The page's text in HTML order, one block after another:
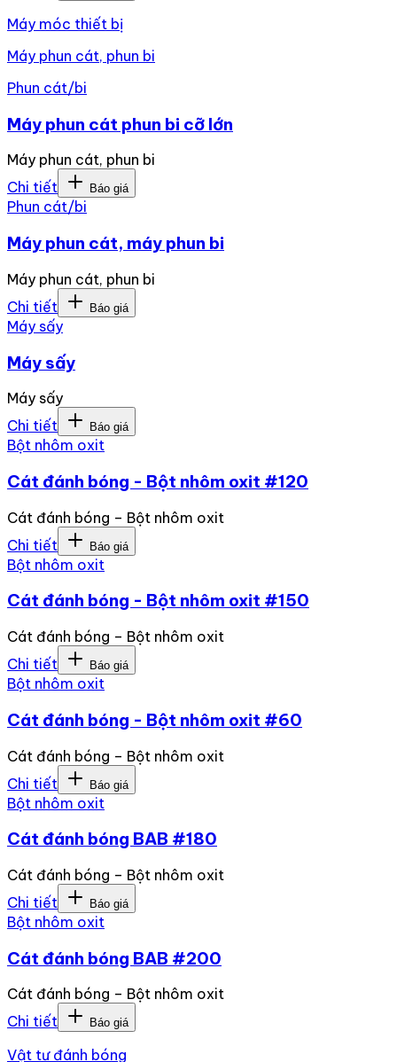
Máy móc thiết bị
Máy phun cát, phun bi
Phun cát/bi
Máy phun cát phun bi cỡ lớn
Máy phun cát, phun bi
Chi tiết
Báo giá
Phun cát/bi
Máy phun cát, máy phun bi
Máy phun cát, phun bi
Chi tiết
Báo giá
Máy sấy
Máy sấy
Máy sấy
Chi tiết
Báo giá
Bột nhôm oxit
Cát đánh bóng - Bột nhôm oxit #120
Cát đánh bóng – Bột nhôm oxit
Chi tiết
Báo giá
Bột nhôm oxit
Cát đánh bóng - Bột nhôm oxit #150
Cát đánh bóng – Bột nhôm oxit
Chi tiết
Báo giá
Bột nhôm oxit
Cát đánh bóng - Bột nhôm oxit #60
Cát đánh bóng – Bột nhôm oxit
Chi tiết
Báo giá
Bột nhôm oxit
Cát đánh bóng BAB #180
Cát đánh bóng – Bột nhôm oxit
Chi tiết
Báo giá
Bột nhôm oxit
Cát đánh bóng BAB #200
Cát đánh bóng – Bột nhôm oxit
Chi tiết
Báo giá
Vật tư đánh bóng